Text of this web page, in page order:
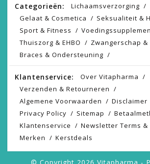
Categorieën:
Lichaamsverzorging
Gelaat & Cosmetica
Seksualiteit &
Sport & Fitness
Thuiszorg & EHBO
Zwangerschap &
Braces & Ondersteuning
Klantenservice:
Over Vitapharma
Verzenden & Retourneren
Algemene Voorwaarden
Disclaimer
Privacy Policy
Sitemap
Klantenservice
Newsletter Terms &
Merken
Kerstdeals